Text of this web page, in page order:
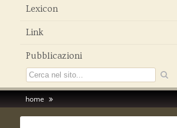
Lexicon
Link
Pubblicazioni
home